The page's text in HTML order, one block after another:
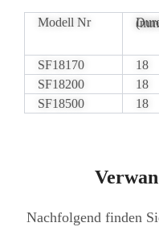
Modell Nr Durchmesser
SF18170 18
SF18200
18
SF18500
18
Nachfolgend finden